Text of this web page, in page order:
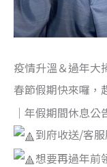
疫情升溫＆過年大
春節假期快來囉，
｜年假期間休息公
到府收送/客
想要再過年前